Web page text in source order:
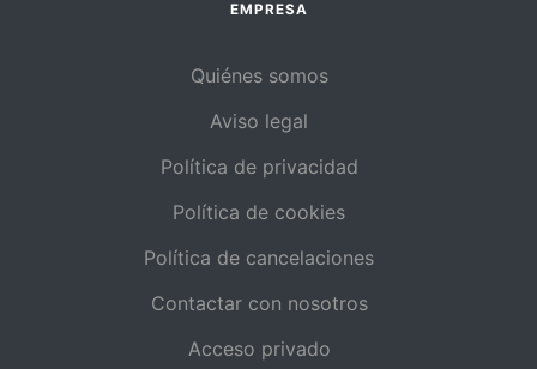
EMPRESA
Quiénes somos
Aviso legal
Política de privacidad
Política de cookies
Política de cancelaciones
Contactar con nosotros
Acceso privado